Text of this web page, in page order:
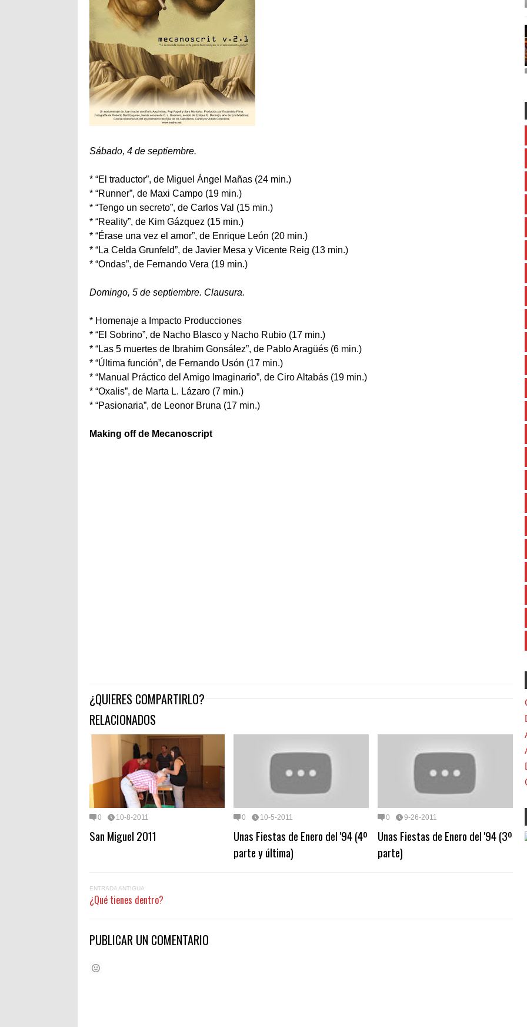
Sábado, 4 de septiembre.
* “El traductor”, de Miguel Ángel Mañas (24 min.)
* “Runner”, de Maxi Campo (19 min.)
* “Tengo un secreto”, de Carlos Val (15 min.)
* “Reality”, de Kim Gázquez (15 min.)
* “Érase una vez el amor”, de Enrique León (20 min.)
* “La Celda Grunfeld”, de Javier Mesa y Vicente Reig (13 min.)
* “Ondas”, de Fernando Vera (19 min.)
Domingo, 5 de septiembre. Clausura.
* Homenaje a Impacto Producciones
* “El Sobrino”, de Nacho Blasco y Nacho Rubio (17 min.)
* “Las 5 muertes de Ibrahim Gonsález”, de Pablo Aragüés (6 min.)
* “Última función”, de Fernando Usón (17 min.)
* “Manual Práctico del Amigo Imaginario”, de Ciro Altabás (19 min.)
* “Oxalis”, de Marta L. Lázaro (7 min.)
* “Pasionaria”, de Leonor Bruna (17 min.)
Making off de Mecanoscript
¿QUIERES COMPARTIRLO?
RELACIONADOS
0 10-8-2011
San Miguel 2011
0 10-5-2011
Unas Fiestas de Enero del '94 (4º
parte y última)
0 9-26-2011
Unas Fiestas de Enero del '94 (3º
parte)
ENTRADA ANTIGUA
¿Qué tienes dentro?
PUBLICAR UN COMENTARIO